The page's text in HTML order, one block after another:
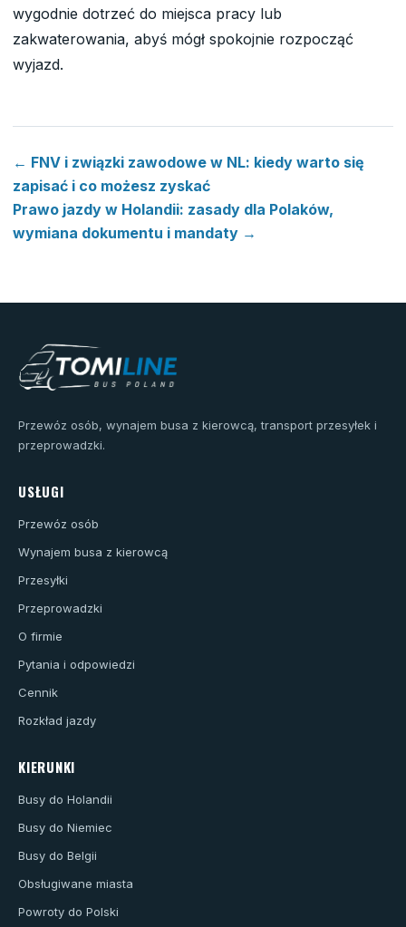
wygodnie dotrzeć do miejsca pracy lub
zakwaterowania, abyś mógł spokojnie rozpocząć
wyjazd.
← FNV i związki zawodowe w NL: kiedy warto się
zapisać i co możesz zyskać
Prawo jazdy w Holandii: zasady dla Polaków,
wymiana dokumentu i mandaty →
Przewóz osób, wynajem busa z kierowcą, transport przesyłek i
przeprowadzki.
USŁUGI
Przewóz osób
Wynajem busa z kierowcą
Przesyłki
Przeprowadzki
O firmie
Pytania i odpowiedzi
Cennik
Rozkład jazdy
KIERUNKI
Busy do Holandii
Busy do Niemiec
Busy do Belgii
Obsługiwane miasta
Powroty do Polski